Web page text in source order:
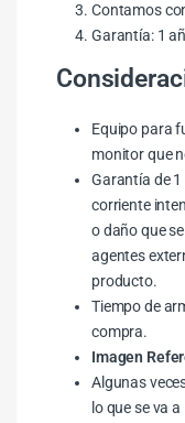
Contamos
Garantía: 1
Equipo para
monitor que
Garantía de
corriente
o daño que
agentes
producto.
Tiempo de
compra.
Imagen
Algunas
lo que se va